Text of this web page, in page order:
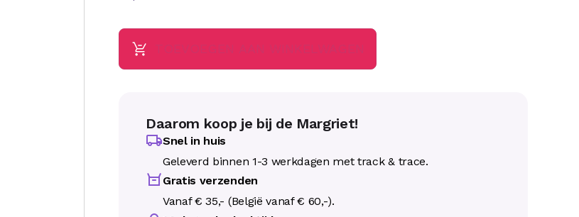
Daarom koop je bij de Margriet!
Snel in huis
Geleverd binnen 1-3 werkdagen met track & trace.
Gratis verzenden
Vanaf € 35,- (België vanaf € 60,-).